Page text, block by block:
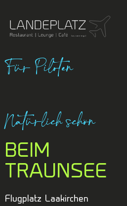
Für Piloten
Natürlich schön
BEIM
TRAUNSEE
Flugplatz Laakirchen